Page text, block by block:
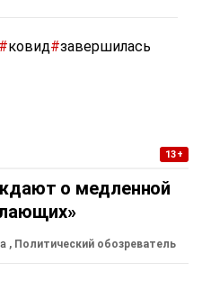
#ковид#завершилась
13+
о медленной
, Политический обозреватель